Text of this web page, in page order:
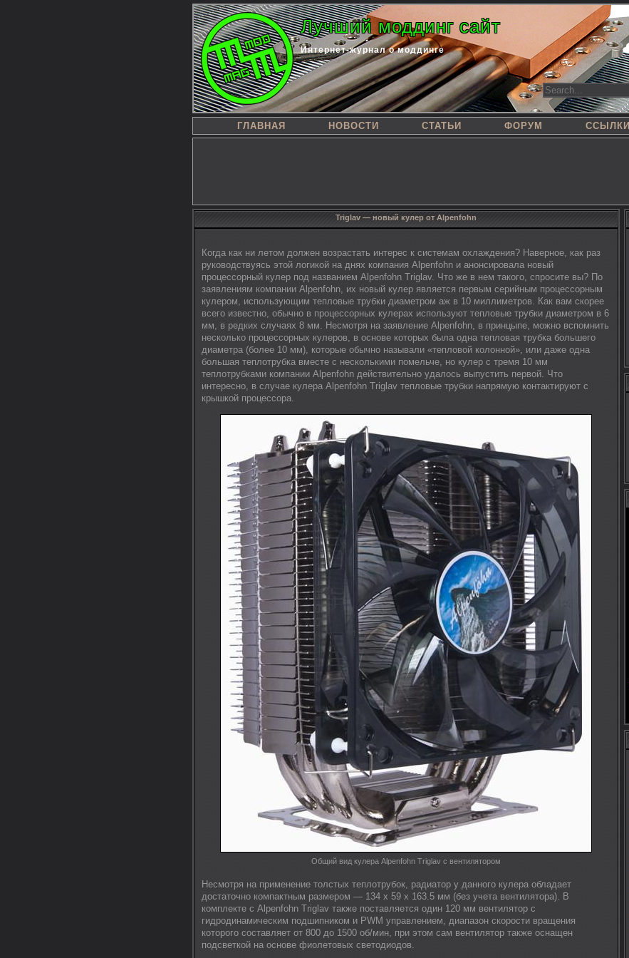
Лучший моддинг сайт
Интернет-журнал о моддинге
ГЛАВНАЯ НОВОСТИ СТАТЬИ ФОРУМ ССЫЛКИ
Triglav — новый кулер от Alpenfohn
Когда как ни летом должен возрастать интерес к системам охлаждения? Наверное, как раз
руководствуясь этой логикой на днях компания Alpenfohn и анонсировала новый
процессорный кулер под названием Alpenfohn Triglav. Что же в нем такого, спросите вы? По
заявлениям компании Alpenfohn, их новый кулер является первым серийным процессорным
кулером, использующим тепловые трубки диаметром аж в 10 миллиметров. Как вам скорее
всего известно, обычно в процессорных кулерах используют тепловые трубки диаметром в 6
мм, в редких случаях 8 мм. Несмотря на заявление Alpenfohn, в принцыпе, можно вспомнить
несколько процессорных кулеров, в основе которых была одна тепловая трубка большего
диаметра (более 10 мм), которые обычно называли «тепловой колонной», или даже одна
большая теплотрубка вместе с несколькими помельче, но кулер с тремя 10 мм
теплотрубками компании Alpenfohn действительно удалось выпустить первой. Что
интересно, в случае кулера Alpenfohn Triglav тепловые трубки напрямую контактируют с
крышкой процессора.
Общий вид кулера Alpenfohn Triglav с вентилятором
Несмотря на применение толстых теплотрубок, радиатор у данного кулера обладает
достаточно компактным размером — 134 x 59 x 163.5 мм (без учета вентилятора). В
комплекте с Alpenfohn Triglav также поставляется один 120 мм вентилятор с
гидродинамическим подшипником и PWM управлением, диапазон скорости вращения
которого составляет от 800 до 1500 об/мин, при этом сам вентилятор также оснащен
подсветкой на основе фиолетовых светодиодов.